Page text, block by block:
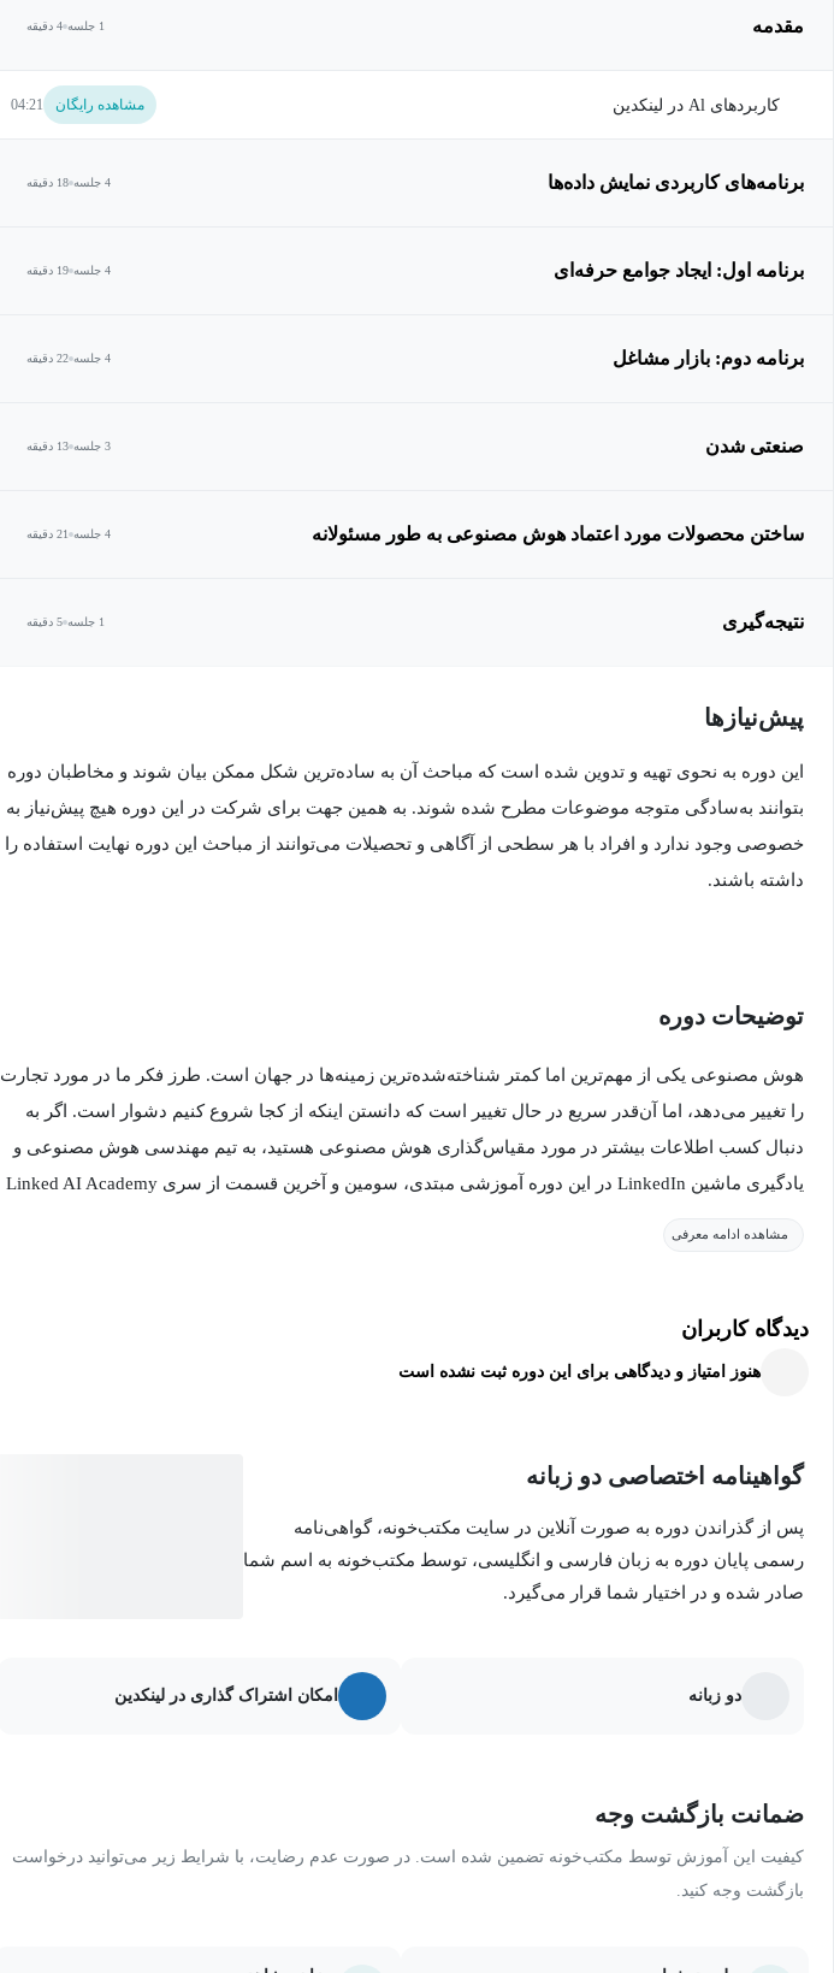
مقدمه 1 جلسه 4 دقیقه
کاربردهای Al در لینکدین مشاهده رایگان 04:21
برنامه‌های کاربردی نمایش داده‌ها 4 جلسه 18 دقیقه
برنامه اول: ایجاد جوامع حرفه‌ای 4 جلسه 19 دقیقه
برنامه دوم: بازار مشاغل 4 جلسه 22 دقیقه
صنعتی شدن 3 جلسه 13 دقیقه
ساختن محصولات مورد اعتماد هوش مصنوعی به طور مسئولانه 4 جلسه 21 دقیقه
نتیجه‌گیری 1 جلسه 5 دقیقه
پیش‌نیاز‌ها
این دوره به نحوی تهیه و تدوین شده است که مباحث آن به ساده‌ترین شکل ممکن بیان شوند و مخاطبان دوره
بتوانند به‌سادگی متوجه موضوعات مطرح شده شوند. به همین جهت برای شرکت در این دوره هیچ پیش‌نیاز به
خصوصی وجود ندارد و افراد با هر سطحی از آگاهی و تحصیلات می‌توانند از مباحث این دوره نهایت استفاده را
داشته باشند.
توضیحات دوره
هوش مصنوعی یکی از مهم‌ترین اما کمتر شناخته‌شده‌ترین زمینه‌ها در جهان است. طرز فکر ما در مورد تجارت
را تغییر می‌دهد، اما آن‌قدر سریع در حال تغییر است که دانستن اینکه از کجا شروع کنیم دشوار است. اگر به
دنبال کسب اطلاعات بیشتر در مورد مقیاس‌گذاری هوش مصنوعی هستید، به تیم مهندسی هوش مصنوعی و
یادگیری ماشین LinkedIn در این دوره آموزشی مبتدی، سومین و آخرین قسمت از سری Linked AI Academy
استفاده را با نمونه‌های خاصی از برنامه‌های کاربردی هوش مصنوعی لینکدین کاوش کنید.
انتخاب‌کننده حساب جعلی، تشخیص ناهنجاری، سیستم‌ها و بهره‌وری، اعتماد و حریم خصوصی، استانداردسازی
و موارد دیگر بحث می‌کنند.
مشاهده ادامه معرفی
دیدگاه کاربران
هنوز امتیاز و دیدگاهی برای این دوره ثبت نشده است
گواهینامه اختصاصی دو زبانه
پس از گذراندن دوره به صورت آنلاین در سایت مکتب‌خونه، گواهی‌نامه
رسمی پایان دوره به زبان فارسی و انگلیسی، توسط مکتب‌خونه به اسم شما
صادر شده و در اختیار شما قرار می‌گیرد.
امکان اشتراک گذاری در لینکدین دو زبانه
ضمانت بازگشت وجه
کیفیت این آموزش توسط مکتب‌خونه تضمین شده است. در صورت عدم رضایت، با شرایط زیر می‌توانید درخواست
بازگشت وجه کنید.